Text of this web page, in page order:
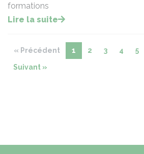
formations
Lire la suite
« Précédent 1 2 3 4 5
Suivant »